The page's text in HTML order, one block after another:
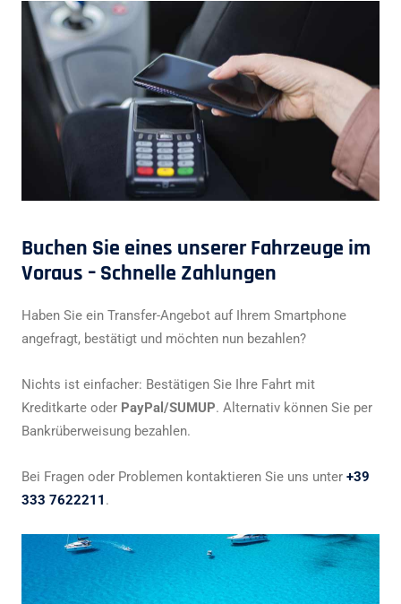
Buchen Sie eines unserer Fahrzeuge im
Voraus – Schnelle Zahlungen
Haben Sie ein Transfer-Angebot auf Ihrem Smartphone
angefragt, bestätigt und möchten nun bezahlen?
Nichts ist einfacher: Bestätigen Sie Ihre Fahrt mit
Kreditkarte oder PayPal/SUMUP. Alternativ können Sie per
Bankrüberweisung bezahlen.
Bei Fragen oder Problemen kontaktieren Sie uns unter +39
333 7622211 .